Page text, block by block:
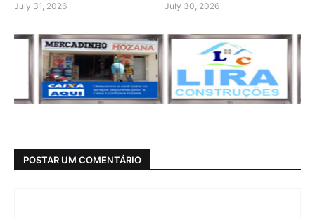
July 31, 2026 July 30, 2026
POSTAR UM COMENTÁRIO